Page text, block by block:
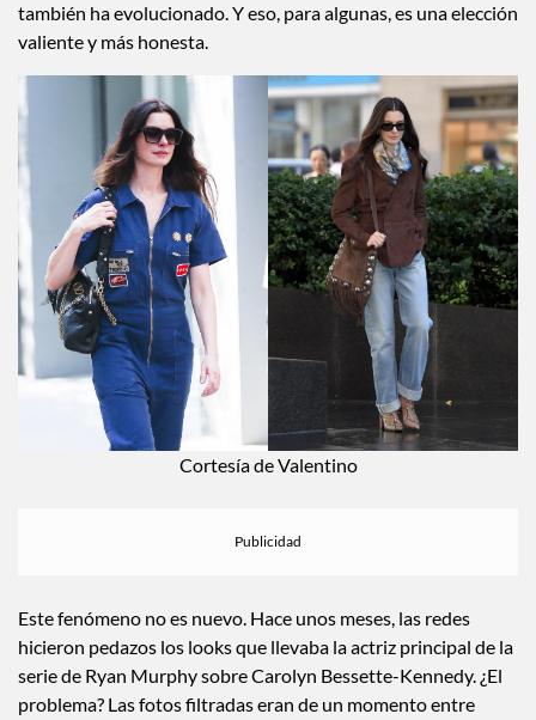
también ha evolucionado. Y eso, para algunas, es una elección
valiente y más honesta.
Cortesía de Valentino
Este fenómeno no es nuevo. Hace unos meses, las redes
hicieron pedazos los looks que llevaba la actriz principal de la
serie de Ryan Murphy sobre Carolyn Bessette-Kennedy. ¿El
problema? Las fotos filtradas eran de un momento entre